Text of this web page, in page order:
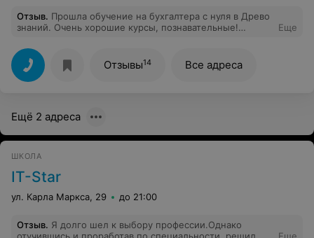
Отзыв. Прошла обучение на бухгалтера с нуля в Древо
знаний. Очень хорошие курсы, познавательные!
преподаватель Ирина Владимировна. Доступно все
объясняет. Рекомендую!
Еще
Отзывы14 Все адреса
Ещё 2 адреса
ШКОЛА
IT-Star
ул. Карла Маркса, 29 до 21:00
Отзыв. Я долго шел к выбору профессии.Однако